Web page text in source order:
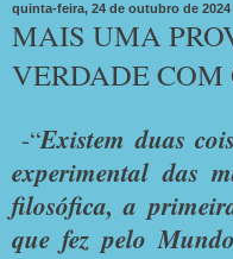
quinta-feira, 24 de outubro de 2024
MAIS UMA
VERDADE COM
-“Existem duas
experimental das
filosófica, a
que fez pelo